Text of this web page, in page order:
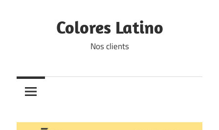
Colores Latino
Nos clients